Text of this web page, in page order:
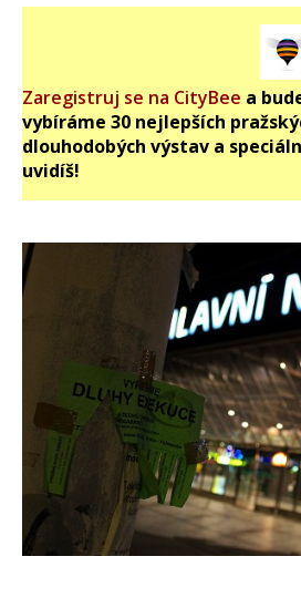
Zaregistruj se na CityBee a
vybíráme 30 nejlepších
dlouhodobých výstav a
uvidíš!